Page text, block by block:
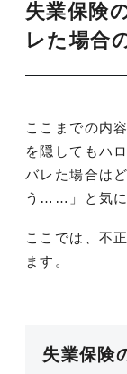
失業保険
レた場合
ここまでの内
を隠してもハ
バレた場合は
う……」と気に
ここでは、不
ます。
失業保険